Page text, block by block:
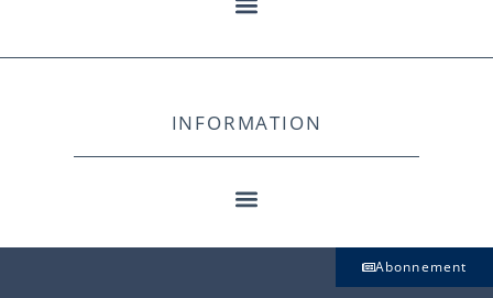
INFORMATION
Abonnement